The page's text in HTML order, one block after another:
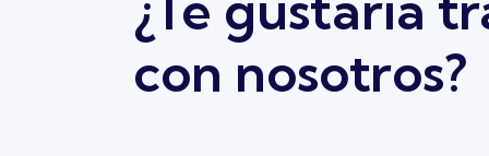
con nosotros?